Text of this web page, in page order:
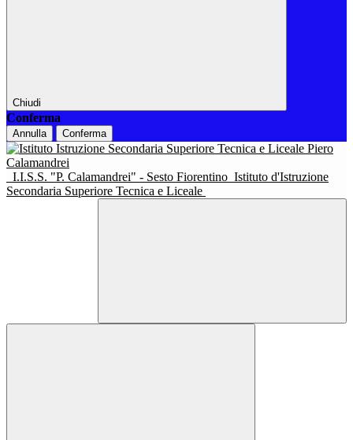
Chiudi
Conferma
Annulla Conferma
I.I.S.S. "P. Calamandrei" - Sesto Fiorentino Istituto d'Istruzione
Secondaria Superiore Tecnica e Liceale